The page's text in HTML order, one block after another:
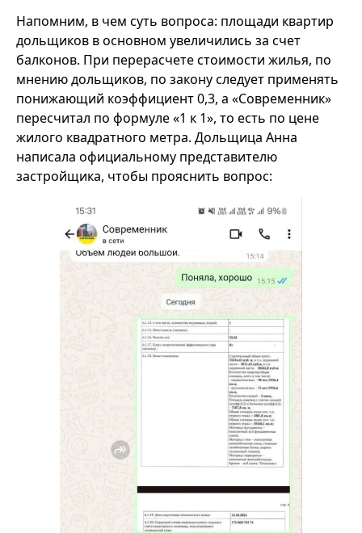
Напомним, в чем суть вопроса: площади квартир
дольщиков в основном увеличились за счет
балконов. При перерасчете стоимости жилья, по
мнению дольщиков, по закону следует применять
понижающий коэффициент 0,3, а «Современник»
пересчитал по формуле «1 к 1», то есть по цене
жилого квадратного метра. Дольщица Анна
написала официальному представителю
застройщика, чтобы прояснить вопрос: